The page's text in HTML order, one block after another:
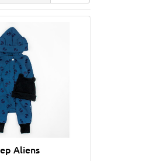
Aliens